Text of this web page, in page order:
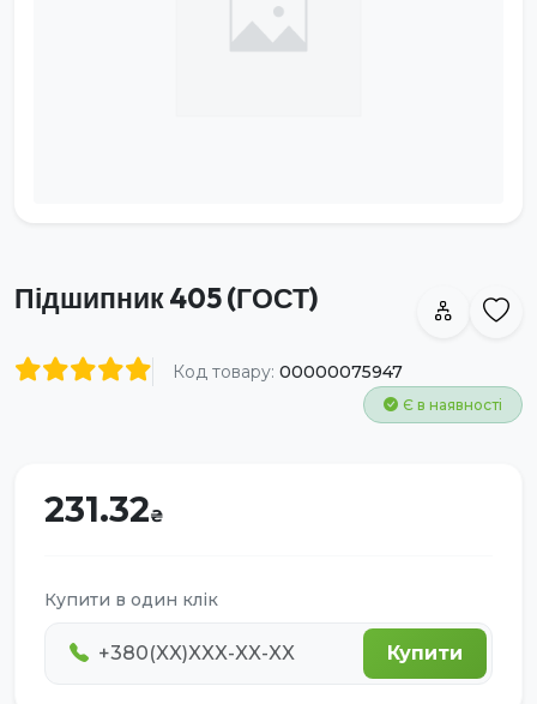
Підшипник 405 (ГОСТ)
Код товару: 00000075947
Є в наявності
231.32
Купити в один клік
Купити